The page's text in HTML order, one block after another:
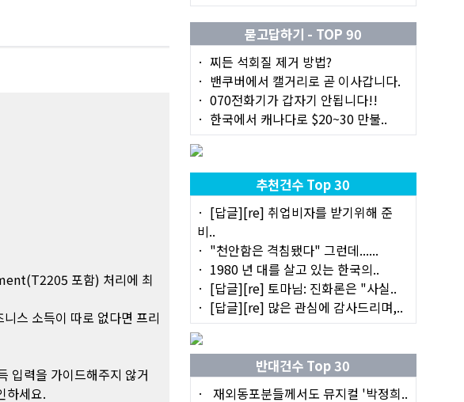
포함) 처리에 최
스 소득이 따로 없다면 프리
입력을 가이드해주지 않거
하세요.
묻고답하기 - TOP 90
찌든 석회질 제거 방법?
밴쿠버에서 캘거리로 곧 이사갑니다.
070전화기가 갑자기 안됩니다!!
한국에서 캐나다로 $20~30 만불..
추천건수 Top 30
[답글][re] 취업비자를 받기위해 준
비..
"천안함은 격침됐다" 그런데......
1980 년 대를 살고 있는 한국의..
[답글][re] 토마님: 진화론은 "사실..
[답글][re] 많은 관심에 감사드리며,..
반대건수 Top 30
재외동포분들께서도 뮤지컬 '박정희..